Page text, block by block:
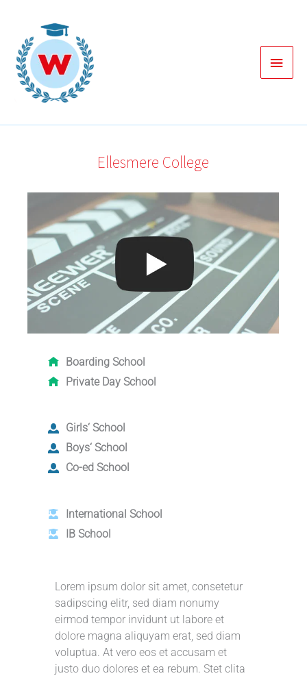
springen
Ellesmere College
Boarding School
Private Day School
Girls‘ School
Boys‘ School
Co-ed School
International School
IB School
Lorem ipsum dolor sit amet, consetetur
sadipscing elitr, sed diam nonumy
eirmod tempor invidunt ut labore et
dolore magna aliquyam erat, sed diam
voluptua. At vero eos et accusam et
justo duo dolores et ea rebum. Stet clita